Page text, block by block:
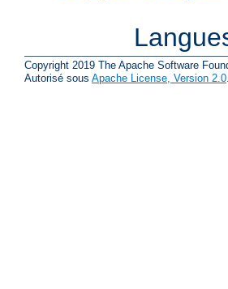
Copyright 2019 The Apache Software
Autorisé sous Apache License, Version 2.0